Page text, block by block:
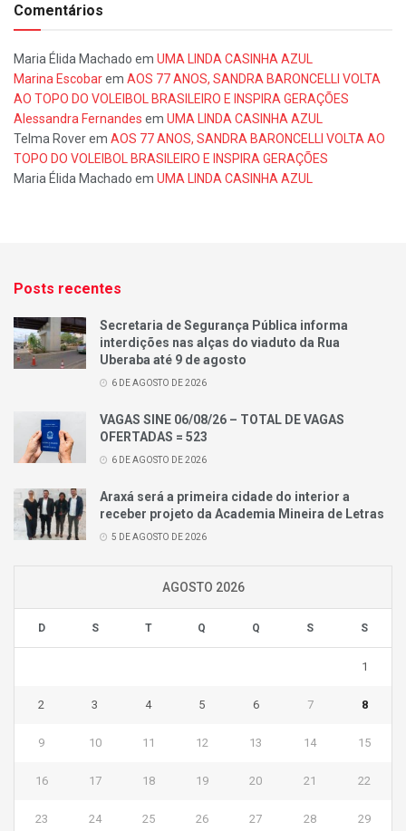
Comentários
Maria Élida Machado em UMA LINDA CASINHA AZUL
Marina Escobarem AOS 77 ANOS, SANDRA BARONCELLI VOLTA
AO TOPO DO VOLEIBOL BRASILEIRO E INSPIRA GERAÇÕES
Alessandra Fernandes em UMA LINDA CASINHA AZUL
Telma Roverem AOS 77 ANOS, SANDRA BARONCELLI VOLTA AO
TOPO DO VOLEIBOL BRASILEIRO E INSPIRA GERAÇÕES
Maria Élida Machado em UMA LINDA CASINHA AZUL
Posts recentes
Secretaria de Segurança Pública informa
interdições nas alças do viaduto da Rua
Uberaba até 9 de agosto
6 DE AGOSTO DE 2026
VAGAS SINE 06/08/26 – TOTAL DE VAGAS
OFERTADAS = 523
6 DE AGOSTO DE 2026
Araxá será a primeira cidade do interior a
receber projeto da Academia Mineira de Letras
5 DE AGOSTO DE 2026
AGOSTO 2026
D S T Q Q S S
1
2 3 4 5 6 7 8
9 10 11 12 13 14 15
16 17 18 19 20 21 22
23 24 25 26 27 28 29